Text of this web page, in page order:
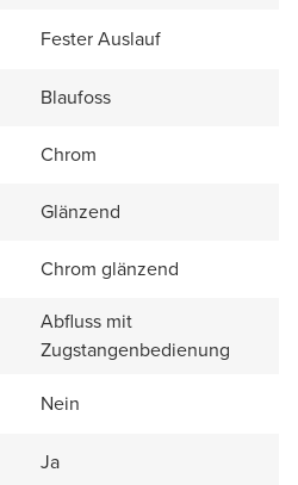
Fester Auslauf
Blaufoss
Chrom
Glänzend
Chrom glänzend
Abfluss mit
Zugstangenbedienung
Nein
Ja